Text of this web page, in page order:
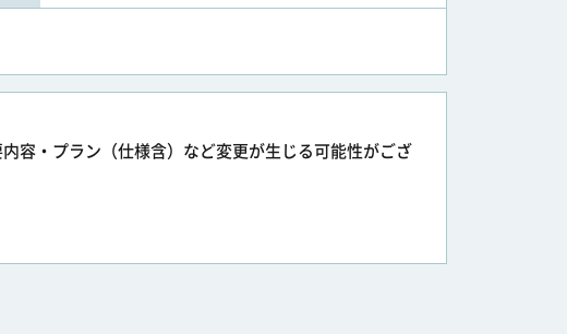
容・プラン（仕様含）など変更が生じる可能性がござ